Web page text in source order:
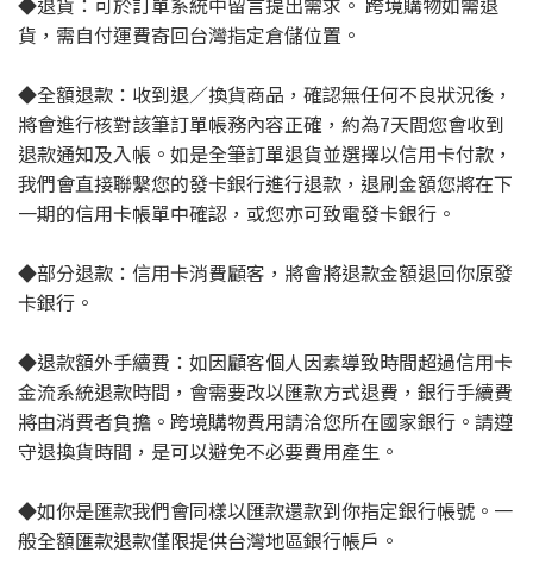
貨，需自付運費寄回台灣指定倉儲位置。
◆全額退款：收到退／換貨商品，確認無任何不良狀況後，
將會進行核對該筆訂單帳務內容正確，約為7天間您會收到
退款通知及入帳。如是全筆訂單退貨並選擇以信用卡付款，
我們會直接聯繫您的發卡銀行進行退款，退刷金額您將在下
一期的信用卡帳單中確認，或您亦可致電發卡銀行。
◆部分退款：信用卡消費顧客，將會將退款金額退回你原發
卡銀行。
◆退款額外手續費：如因顧客個人因素導致時間超過信用卡
金流系統退款時間，會需要改以匯款方式退費，銀行手續費
將由消費者負擔。跨境購物費用請洽您所在國家銀行。請遵
守退換貨時間，是可以避免不必要費用產生。
◆如你是匯款我們會同樣以匯款還款到你指定銀行帳號。一
般全額匯款退款僅限提供台灣地區銀行帳戶。